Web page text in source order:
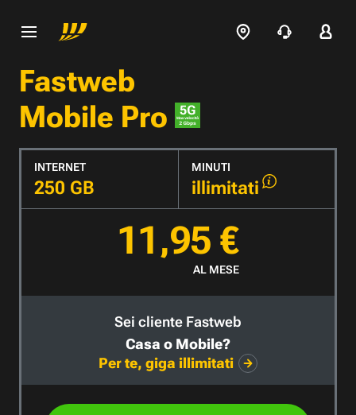
Fastweb
Mobile Pro
INTERNET
250 GB
MINUTI
illimitati
11,95 €
AL MESE
Sei cliente Fastweb
Casa o Mobile?
Per te, giga illimitati